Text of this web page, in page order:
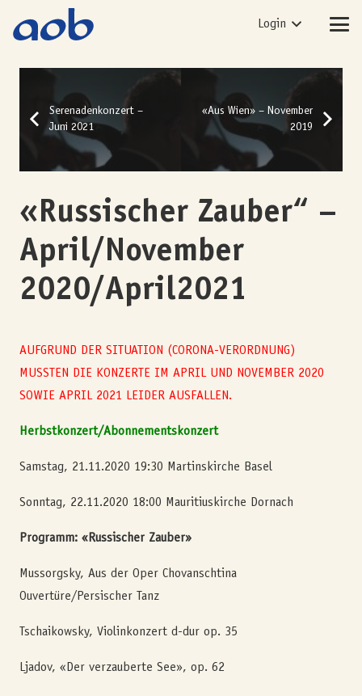
Login
Serenadenkonzert –
Juni 2021
«Aus Wien» – November
2019
«Russischer Zauber“ –
April/November
2020/April2021
AUFGRUND DER SITUATION (CORONA-VERORDNUNG)
MUSSTEN DIE KONZERTE IM APRIL UND NOVEMBER 2020
SOWIE APRIL 2021 LEIDER AUSFALLEN.
Herbstkonzert/Abonnementskonzert
Samstag, 21.11.2020 19:30 Martinskirche Basel
Sonntag, 22.11.2020 18:00 Mauritiuskirche Dornach
Programm: «Russischer Zauber»
Mussorgsky, Aus der Oper Chovanschtina
Ouvertüre/Persischer Tanz
Tschaikowsky, Violinkonzert d-dur op. 35
Ljadov, «Der verzauberte See», op. 62